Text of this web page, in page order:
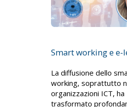
Smart working e e-
La diffusione dello
working, soprattutto
organizzazioni ICT, ha
trasformato